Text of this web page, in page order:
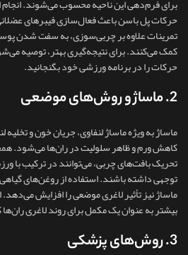
برای فرم‌دهی این ناحیه محسوب می‌شوند. انجام
حرکات پل باسن باعث فعال‌سازی فیبرهای
تمرینات علاوه بر چربی‌سوزی، به سفت شدن
حرکات را در برنامه ورزشی خود بگنجانید.
2. ماساژ و روش‌های موضعی
ماساژ به‌ ویژه ماساژ لنفاوی، جریان خون و
کاهش ورم و ظاهر سلولیت در ران‌ها می‌شود.
تحریک بافت‌های چربی، می‌توانند در ترکیب با
توجهی داشته باشند. استفاده از روغن‌های
ماساژ نیز تأثیر لاغری موضعی را افزایش
بیشتر به‌ عنوان یک مکمل برای روند لاغری ران‌ها
3. روش‌های پزشکی